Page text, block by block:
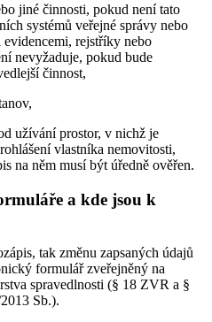
jiné činnosti, pokud není tato
systémů veřejné správy nebo
rejstříky nebo
nevyžaduje, pokud bude
činnost,
užívání prostor, v nichž je
vlastníka nemovitosti,
na něm musí být úředně ověřen.
a kde jsou k
tak změnu zapsaných údajů
formulář zveřejněný na
spravedlnosti (§ 18 ZVR a §
Sb.).